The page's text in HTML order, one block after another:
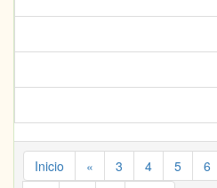
Inicio « 3 4 5 6